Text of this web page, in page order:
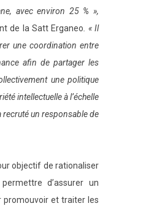
avec environ 25 % »,
de la Satt Erganeo . « Il
une coordination entre
afin de partager les
une politique
intellectuelle à l’échelle
recruté un responsable de
objectif de rationaliser
d’assurer un
promouvoir et traiter les